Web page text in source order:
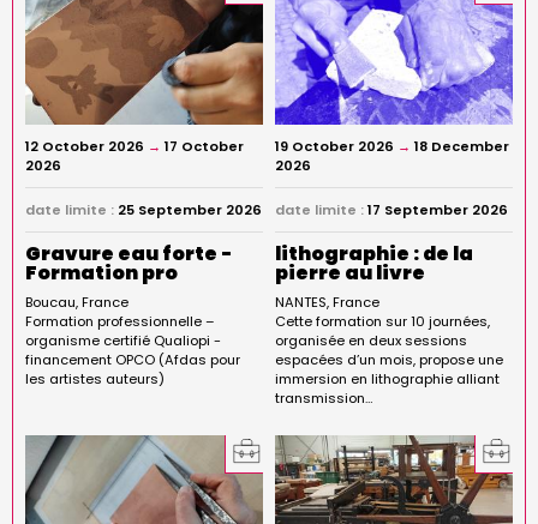
12 October 2026 → 17 October
2026
date limite : 25 September 2026
Gravure eau forte -
Formation pro
Boucau France
Formation professionnelle –
organisme certifié Qualiopi -
financement OPCO (Afdas pour
les artistes auteurs)
19 October 2026 → 18 December
2026
date limite :17 September 2026
lithographie : de la
pierre au livre
NANTES France
Cette formation sur 10 journées,
organisée en deux sessions
espacées d’un mois, propose une
immersion en lithographie alliant
transmission…